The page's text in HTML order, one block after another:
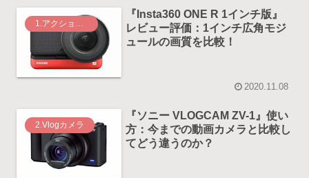
『Insta360 ONE R 1インチ版』
レビュー評価：1インチ広角モジ
ュールの画質を比較！
2020.11.08
2.Vlogカメラ
『ソニー VLOGCAM ZV-1』使い
方：今までの動画カメラと比較し
てどう違うのか？